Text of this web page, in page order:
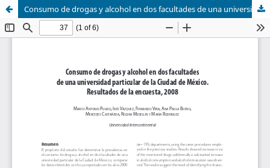
Consumo de drogas y alcohol en dos facultades de una universidad particular de la Ciudad de México: Resultados de la encuesta 2008